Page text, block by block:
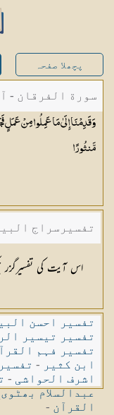
پچھلا صفحہ
سورة الفرقان -
وَقَدِمْنَا إِلَىٰ مَا عَمِلُوا مِنْ عَمَلٍ
مَّنثُورًا
تفسیرسراج
اس آیت کی
تفسیر احسن
تفسیر تیسیر
تفسیر فہم
ابن کثیر -
اشرف الحواشی -
عبدالسلام
القرآن -